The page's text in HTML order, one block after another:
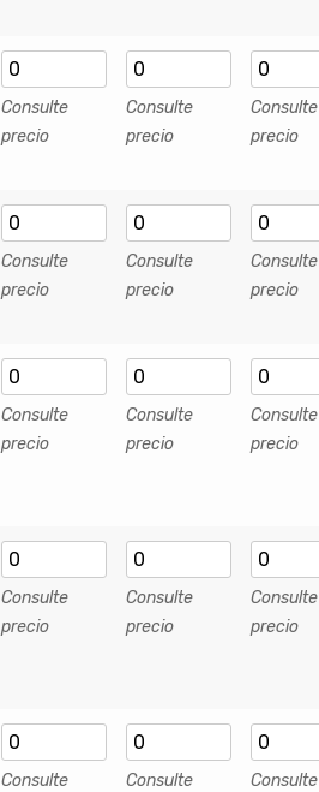
Consulte
precio
Consulte
precio
Consulte
precio
Consulte
precio
Consulte
precio
Consulte
precio
Consulte
precio
Consulte
precio
Consulte
precio
Consulte
precio
Consulte
precio
Consulte
precio
Consulte Consulte Consulte